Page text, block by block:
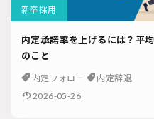
新卒採用
内定承諾率を上げるには？平
のこと
内定フォロー
内定辞退
2026-05-26